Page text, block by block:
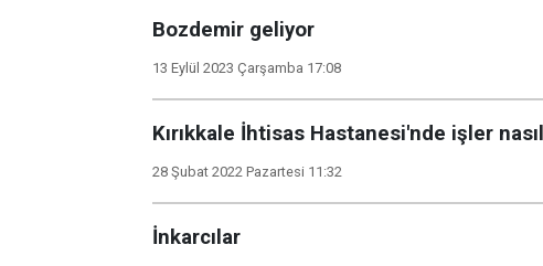
Bozdemir geliyor
13 Eylül 2023 Çarşamba 17:08
Kırıkkale İhtisas Hastanesi'nde işler
28 Şubat 2022 Pazartesi 11:32
İnkarcılar